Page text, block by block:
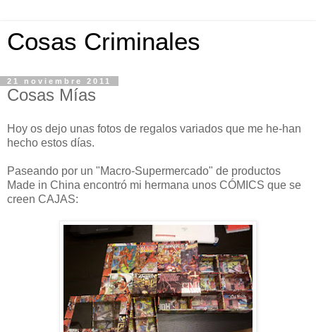
Cosas Criminales
21 noviembre 2011
Cosas Mías
Hoy os dejo unas fotos de regalos variados que me he-han
hecho estos días.
Paseando por un "Macro-Supermercado" de productos
Made in China encontró mi hermana unos CÓMICS que se
creen CAJAS: